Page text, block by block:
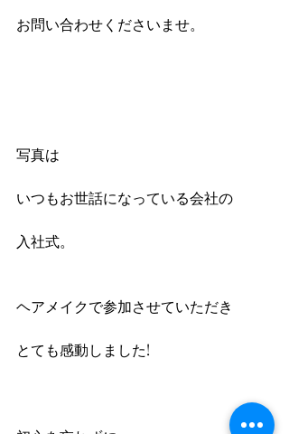
お問い合わせくださいませ。
写真は
いつもお世話になっている会社の
入社式。
ヘアメイクで参加させていただき
とても感動しました!